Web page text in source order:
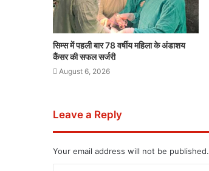
सिम्स में पहली बार 78 वर्षीय महिला के अंडाशय
कैंसर की सफल सर्जरी
August 6, 2026
Leave a Reply
Your email address will not be published.